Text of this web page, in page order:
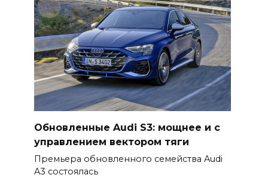
Обновленные Audi S3: мощнее и с
управлением вектором тяги
Премьера обновленного семейства Audi
A3 состоялась